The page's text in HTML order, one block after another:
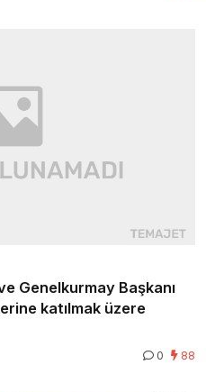
Genelkurmay Başkanı
katılmak üzere
0 88